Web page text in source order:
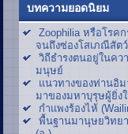
บทความยอดนิยม
Zoophilia หรือโรค
จนถึงซ่องโสเภณีสัต
วิถีธำรงตนอยู่ในค
มนุษย์
แนวทางของท่านอิ
มาของมหาบุรุษผู้ยิ่ง
กำแพงร้องไห้
พื้นฐานมานุษยวิทย